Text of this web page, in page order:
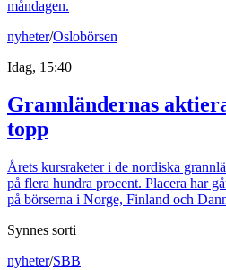
måndagen.
nyheter/Oslobörsen
Idag, 15:40
Grannländernas
topp
Årets kursraketer i de nordiska
på flera hundra procent. Placera har
på börserna i Norge, Finland och
Synnes sorti
nyheter/SBB